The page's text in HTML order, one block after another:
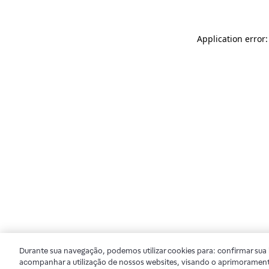
Application
Durante sua navegação, podemos utilizar cookies para: confirmar
acompanhar a utilização de nossos websites, visando o